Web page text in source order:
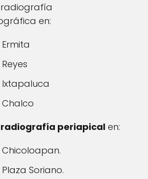
radiografía
en:
radiografía periapical en:
Soriano.